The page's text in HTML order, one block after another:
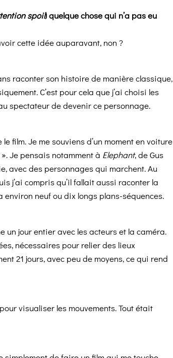
spoil) quelque chose qui n’a pas eu
cette idée auparavant, non ?
raconter son histoire de manière classique,
C’est pour cela que j’ai choisi les
spectateur de devenir ce personnage.
film. Je me souviens d’un moment en voiture
Je pensais notamment à Elephant, de Gus
avec des personnages qui marchent. Au
j’ai compris qu’il fallait aussi raconter la
environ neuf ou dix longs plans-séquences.
un jour entier avec les acteurs et la caméra.
nécessaires pour relier des lieux
21 jours, avec peu de moyens, ce qui rend
visualiser les mouvements. Tout était